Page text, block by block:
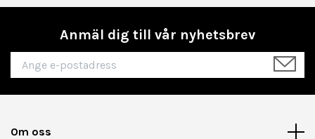
Anmäl dig till vår nyhetsbrev
Om oss